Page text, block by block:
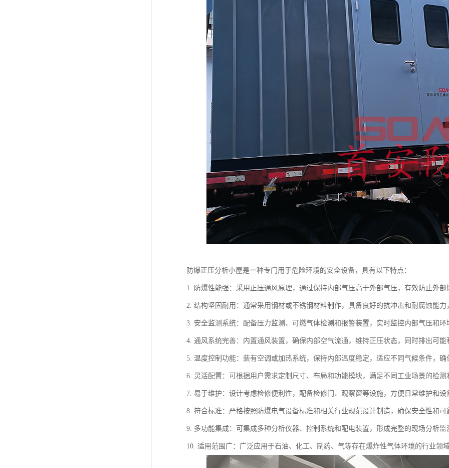
防爆正压分析小屋是一种专门用于危险环境的安全设备，具有以下特点：
1. 防爆性能强：采用正压通风原理，通过保持内部气压高于外部气压，有效防止外
2. 结构坚固耐用：通常采用钢材或不锈钢材料制作，具备良好的抗冲击和耐腐蚀能
3. 安全监测系统：配备压力监测、可燃气体检测和报警装置，实时监控内部气压和
4. 通风系统完善：内置通风装置，确保内部空气流通，维持正压状态，同时排出可能
5. 温度控制功能：装有空调或加热系统，保持内部温度稳定，适应不同气候条件，
6. 灵活配置：可根据用户需求定制尺寸、布局和功能模块，满足不同工业场景的检测
7. 易于维护：设计考虑检修便利性，配备检修门、观察窗等设施，方便日常维护和设
8. 符合标准：严格按照防爆电气设备标准和相关行业规范设计制造，确保安全性和可
9. 多功能集成：可集成多种分析仪器、控制系统和配电装置，形成完整的现场分析监
10. 适用范围广：广泛应用于石油、化工、制药、气等存在爆炸性气体环境的行业领